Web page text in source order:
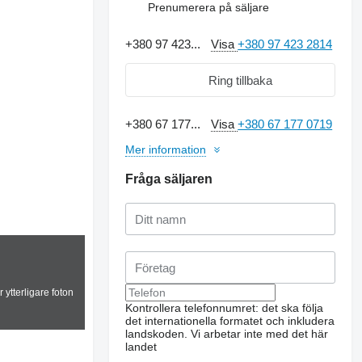
ytterligare foton
Prenumerera på säljare
+380 97 423... Visa+380 97 423 2814
Ring tillbaka
+380 67 177... Visa+380 67 177 0719
Mer information
Fråga säljaren
Kontrollera telefonnumret: det ska följa
det internationella formatet och inkludera
landskoden. Vi arbetar inte med det här
landet